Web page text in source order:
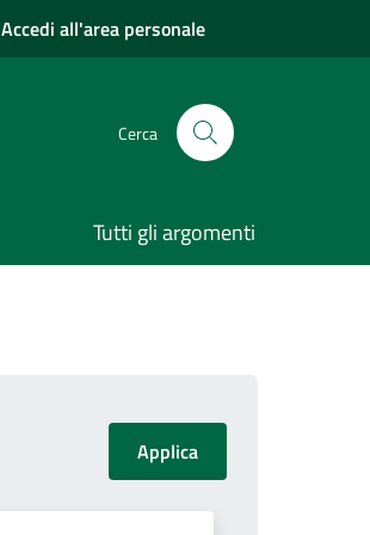
Accedi all'area personale
Cerca
Tutti gli argomenti